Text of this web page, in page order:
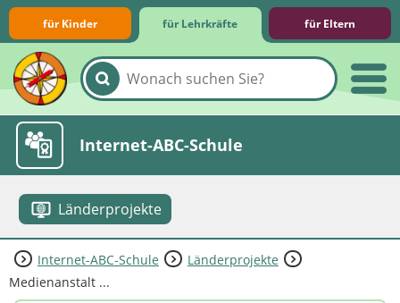
für Kinder für Lehrkräfte für Eltern
Lernmodule
Unterrichts­materialien
Internet-ABC-Schule
Länderprojekte
Praxishilfen
Aktuelles
Internet-ABC-Schule
Länderprojekte
Medienanstalt ...